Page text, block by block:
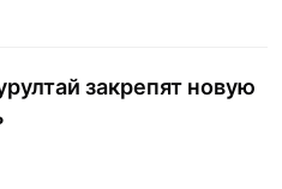
закрепят новую